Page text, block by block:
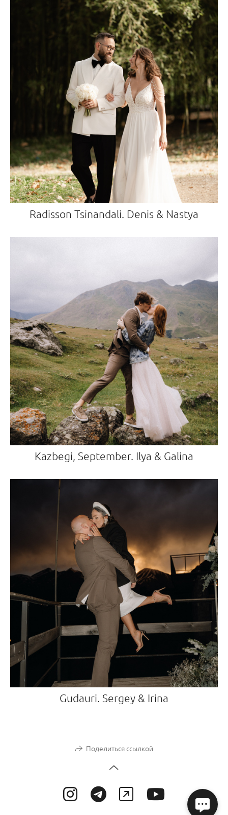
Radisson Tsinandali. Denis & Nastya
Kazbegi, September. Ilya & Galina
Gudauri. Sergey & Irina
Поделиться ссылкой